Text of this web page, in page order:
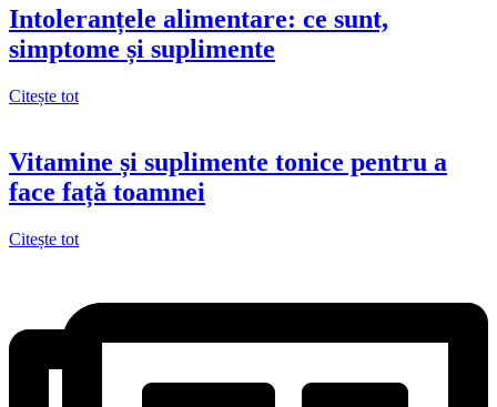
Intoleranțele alimentare: ce sunt,
simptome și suplimente
Citește tot
Vitamine și suplimente tonice pentru a
face față toamnei
Citește tot